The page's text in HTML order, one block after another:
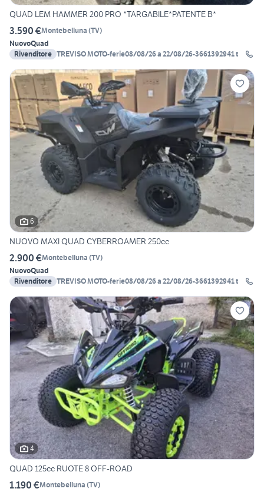
QUAD LEM HAMMER 200 PRO *TARGABILE*PATENTE B*
3.590 €Montebelluna (TV)
NuovoQuad
Rivenditore TREVISO MOTO-ferie08/08/26 a 22/08/26-3661392941 t
6
NUOVO MAXI QUAD CYBERROAMER 250cc
2.900 €Montebelluna (TV)
NuovoQuad
Rivenditore TREVISO MOTO-ferie08/08/26 a 22/08/26-3661392941 t
4
QUAD 125cc RUOTE 8 OFF-ROAD
1.190 €Montebelluna (TV)